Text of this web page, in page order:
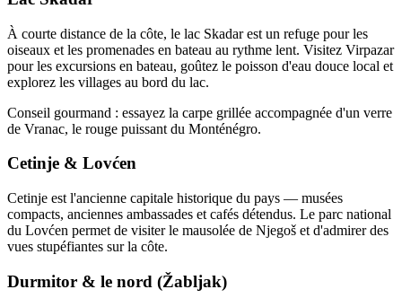
À courte distance de la côte, le lac Skadar est un refuge pour les
oiseaux et les promenades en bateau au rythme lent. Visitez Virpazar
pour les excursions en bateau, goûtez le poisson d'eau douce local et
explorez les villages au bord du lac.
Conseil gourmand : essayez la carpe grillée accompagnée d'un verre
de Vranac, le rouge puissant du Monténégro.
Cetinje & Lovćen
Cetinje est l'ancienne capitale historique du pays — musées
compacts, anciennes ambassades et cafés détendus. Le parc national
du Lovćen permet de visiter le mausolée de Njegoš et d'admirer des
vues stupéfiantes sur la côte.
Durmitor & le nord (Žabljak)